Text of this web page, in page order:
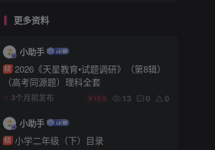
更多资料
小助手
精 2026《天星教育•试题调研》（第8辑）
（高考同源题）理科全套
3个月前发布 ￥19.9 13 0 0
小助手
精 小学二年级（下）目录